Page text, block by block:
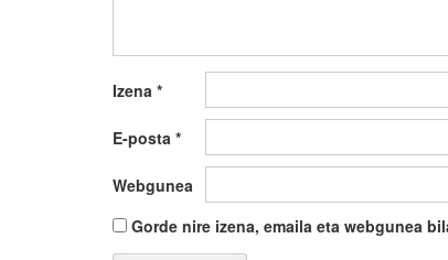
Izena *
E-posta *
Webgunea
Gorde nire izena, emaila eta webgunea